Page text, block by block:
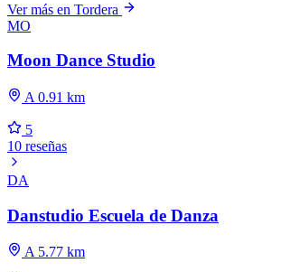
Ver más en Tordera
MO
Moon Dance Studio
A 0.91 km
5
10 reseñas
DA
Danstudio Escuela de Danza
A 5.77 km